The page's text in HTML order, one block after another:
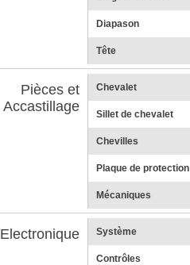
Diapason
Tête
Pièces et
Accastillage
Chevalet
Sillet de chevalet
Chevilles
Plaque de protection
Mécaniques
Electronique Système
Contrôles